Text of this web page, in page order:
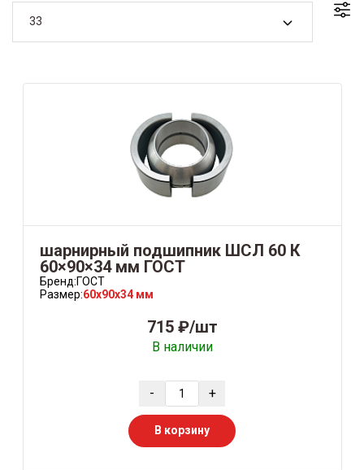
33
шарнирный подшипник ШСЛ 60 К
60×90×34 мм ГОСТ
Бренд:ГОСТ
Размер:60x90x34 мм
715 ₽/шт
В наличии
- +
В корзину